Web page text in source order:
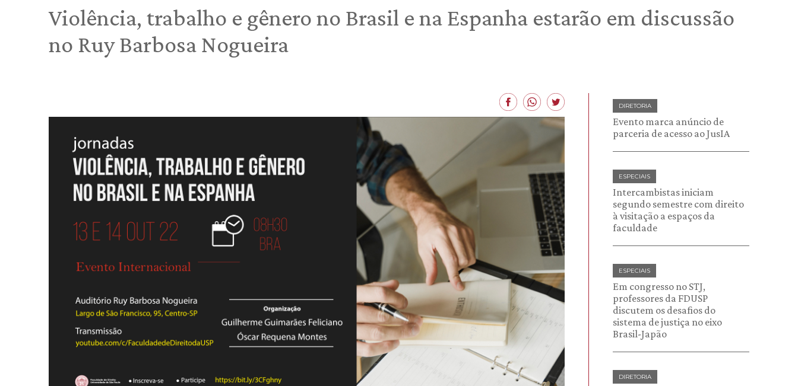
Violência, trabalho e gênero no Brasil e na Espanha estarão em discussão
no Ruy Barbosa Nogueira
DIRETORIA
Evento marca anúncio de
parceria de acesso ao JusIA
ESPECIAIS
Intercambistas iniciam
segundo semestre com direito
à visitação a espaços da
faculdade
ESPECIAIS
Em congresso no STJ,
professores da FDUSP
discutem os desafios do
sistema de justiça no eixo
Brasil-Japão
DIRETORIA